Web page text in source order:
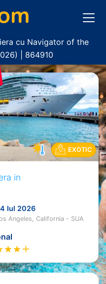
cu Navigator of the
| 864910
EXOTIC
in
Iul 2026
Angeles, California - SUA